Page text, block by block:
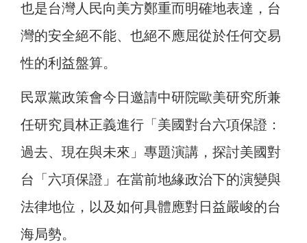
也是台灣人民向美方鄭重而明確地表達，台
灣的安全絕不能、也絕不應屈從於任何交易
性的利益盤算。
民眾黨政策會今日邀請中研院歐美研究所兼
任研究員林正義進行「美國對台六項保證：
過去、現在與未來」專題演講，探討美國對
台「六項保證」在當前地緣政治下的演變與
法律地位，以及如何具體應對日益嚴峻的台
海局勢。